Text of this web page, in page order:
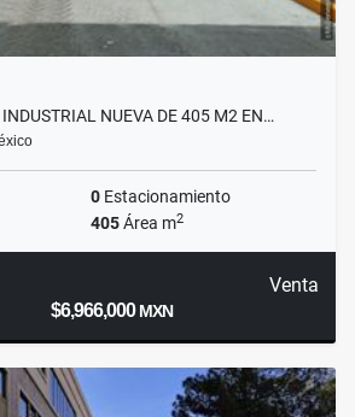
NUEVA DE 405 M2 EN…
0 Estacionamiento
405Área m2
Venta
$6,966,000MXN